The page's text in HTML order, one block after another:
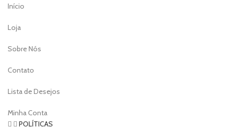
Início
Loja
Sobre Nós
Contato
Lista de Desejos
Minha Conta
POLÍTICAS